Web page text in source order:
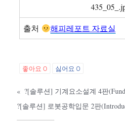
출처 해피레포트 자료실
좋아요0 싫어요0
«